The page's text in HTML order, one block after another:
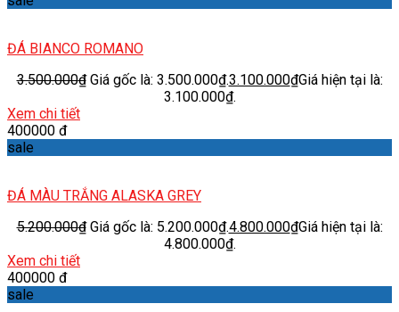
ĐÁ BIANCO ROMANO
3.500.000₫ Giá gốc là: 3.500.000₫.3.100.000₫Giá hiện tại là:
3.100.000₫.
Xem chi tiết
400000 đ
sale
ĐÁ MÀU TRẮNG ALASKA GREY
5.200.000₫ Giá gốc là: 5.200.000₫.4.800.000₫Giá hiện tại là:
4.800.000₫.
Xem chi tiết
400000 đ
sale